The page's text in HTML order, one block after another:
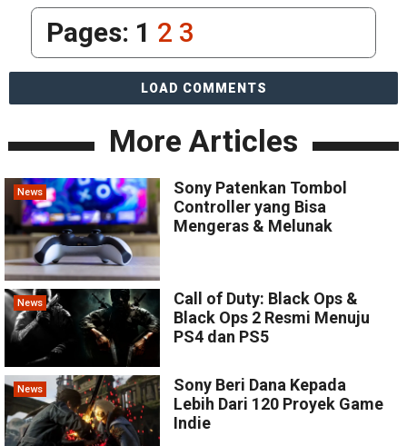
Pages: 1 2 3
LOAD COMMENTS
More Articles
News
Sony Patenkan Tombol
Controller yang Bisa
Mengeras & Melunak
News
Call of Duty: Black Ops &
Black Ops 2 Resmi Menuju
PS4 dan PS5
News
Sony Beri Dana Kepada
Lebih Dari 120 Proyek Game
Indie